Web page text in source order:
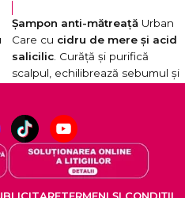
Șampon anti-mătreață Urban
Care cu cidru de mere și acid
salicilic . Curăță și purifică
scalpul, echilibrează sebumul și
Formulă vegană. Fără
ingrediente de origine animală.